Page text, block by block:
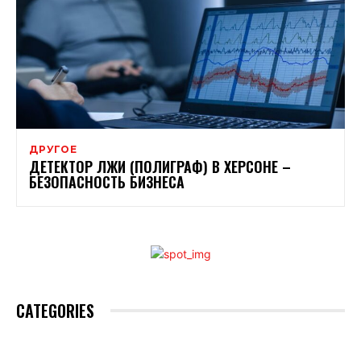
ДРУГОЕ
ДЕТЕКТОР ЛЖИ (ПОЛИГРАФ) В ХЕРСОНЕ –
БЕЗОПАСНОСТЬ БИЗНЕСА
CATEGORIES